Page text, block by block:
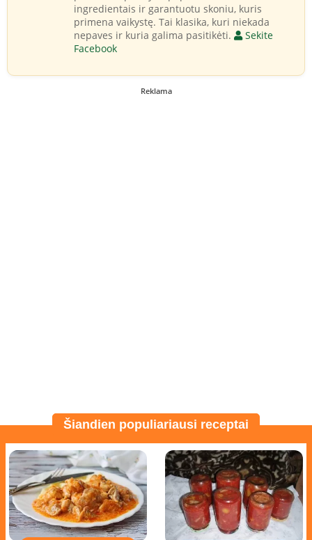
ingredientais ir garantuotu skoniu, kuris
primena vaikystę. Tai klasika, kuri niekada
nepaves ir kuria galima pasitikėti.
Sekite
Facebook
Reklama
Šiandien populiariausi receptai